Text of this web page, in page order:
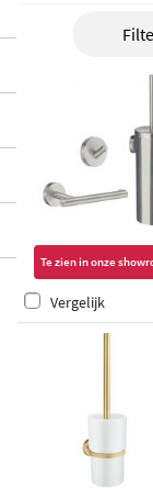
Te zien in onze
Vergelijk